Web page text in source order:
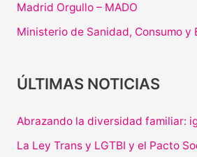
Madrid Orgullo – MADO
Ministerio de Sanidad, Consumo y
ÚLTIMAS NOTICIAS
Abrazando la diversidad familiar:
La Ley Trans y LGTBI y el Pacto